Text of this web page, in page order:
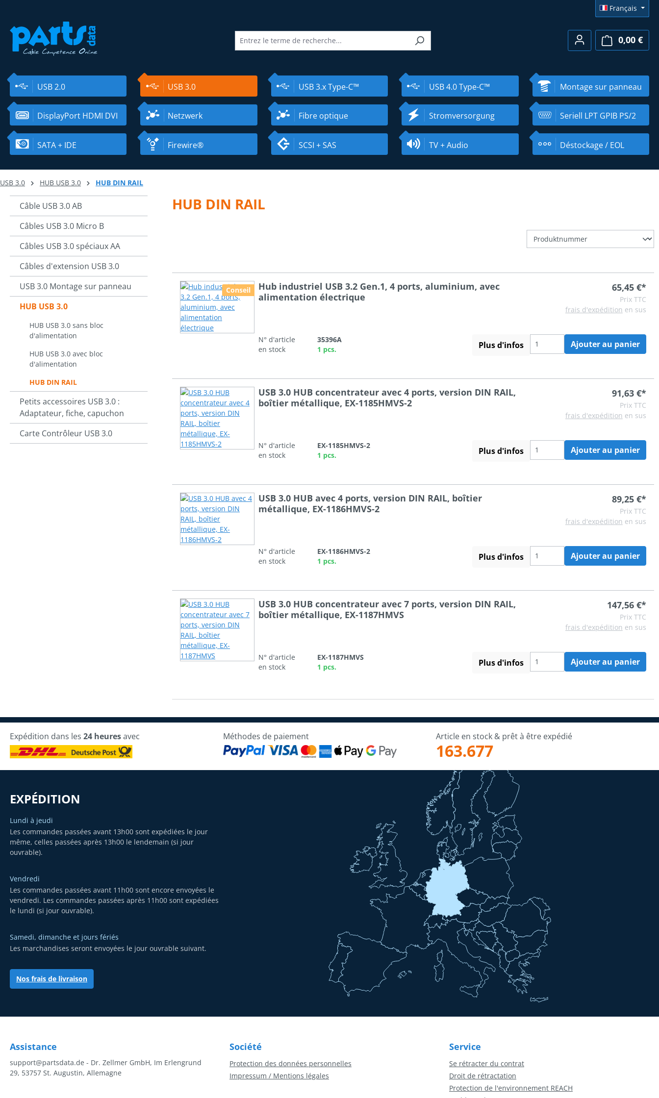
Français
0,00 €Le
USB 2.0 USB 3.0 USB 3.x Type-C™ USB 4.0 Type-C™ Montage sur panneau
DisplayPort HDMI DVI Netzwerk Fibre optique Stromversorgung Seriell LPT GPIB PS/2
SATA + IDE Firewire® SCSI + SAS TV + Audio Déstockage / EOL
USB 3.0 HUB USB 3.0 HUB DIN RAIL
Câble USB 3.0 AB
Câbles USB 3.0 Micro B
Câbles USB 3.0 spéciaux AA
Câbles d'extension USB 3.0
USB 3.0 Montage sur panneau
HUB USB 3.0
HUB USB 3.0 sans bloc
d'alimentation
HUB USB 3.0 avec bloc
d'alimentation
HUB DIN RAIL
Petits accessoires USB 3.0 :
Adaptateur, fiche, capuchon
Carte Contrôleur USB 3.0
HUB DIN RAIL
Conseil
Hub industriel USB 3.2 Gen.1, 4 ports, aluminium, avec
alimentation électrique
65,45 €*
Prix TTC
frais d'expédition en sus
N° d'article
35396A
en stock
1 pcs. Plus d'infos Ajouter au panier
USB 3.0 HUB concentrateur avec 4 ports, version DIN RAIL,
boîtier métallique, EX-1185HMVS-2
91,63 €*
Prix TTC
frais d'expédition en sus
N° d'article
EX-1185HMVS-2
en stock
1 pcs. Plus d'infos Ajouter au panier
USB 3.0 HUB avec 4 ports, version DIN RAIL, boîtier
métallique, EX-1186HMVS-2
89,25 €*
Prix TTC
frais d'expédition en sus
N° d'article
EX-1186HMVS-2
en stock
1 pcs. Plus d'infos Ajouter au panier
USB 3.0 HUB concentrateur avec 7 ports, version DIN RAIL,
boîtier métallique, EX-1187HMVS
147,56 €*
Prix TTC
frais d'expédition en sus
N° d'article
EX-1187HMVS
en stock
1 pcs. Plus d'infos Ajouter au panier
Expédition dans les 24 heuresavec Méthodes de paiement Article en stock & prêt à être expédié
163.677
EXPÉDITION
Lundi à jeudi
Les commandes passées avant 13h00 sont expédiées le jour
même, celles passées après 13h00 le lendemain (si jour
ouvrable).
Vendredi
Les commandes passées avant 11h00 sont encore envoyées le
vendredi. Les commandes passées après 11h00 sont expédiées
le lundi (si jour ouvrable).
Samedi, dimanche et jours fériés
Les marchandises seront envoyées le jour ouvrable suivant.
Nos frais de livraison
Assistance
support@partsdata.de - Dr. Zellmer GmbH, Im Erlengrund
29, 53757 St. Augustin, Allemagne
Société
Protection des données personnelles
Impressum / Mentions légales
Service
Se rétracter du contrat
Droit de rétractation
Protection de l'environnement REACH